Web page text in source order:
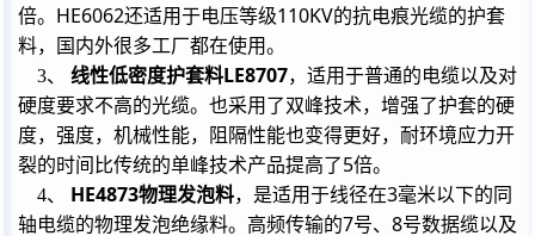
倍。 HE6062还适用于电压等级110KV的抗电痕光缆的护套
料，国内外很多工厂都在使用。
3、 线性低密度护套料LE8707，适用于普通的电缆以及对
硬度要求不高的光缆。也采用了双峰技术，增强了护套的硬
度，强度，机械性能，阻隔性能也变得更好，耐环境应力开
裂的时间比传统的单峰技术产品提高了5倍。
4、 HE4873物理发泡料，是适用于线径在3毫米以下的同
轴电缆的物理发泡绝缘料。高频传输的7号、 8号数据缆以及